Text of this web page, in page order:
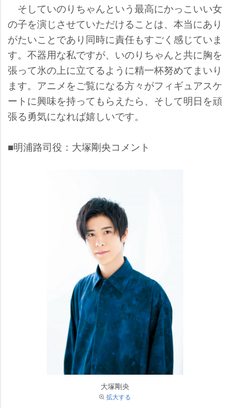
そしていのりちゃんという最高にかっこいい女
の子を演じさせていただけることは、本当にあり
がたいことであり同時に責任もすごく感じていま
す。不器用な私ですが、いのりちゃんと共に胸を
張って氷の上に立てるように精一杯努めてまいり
ます。アニメをご覧になる方々がフィギュアスケ
ートに興味を持ってもらえたら、そして明日を頑
張る勇気になれば嬉しいです。
■明浦路司役：大塚剛央コメント
大塚剛央
拡大する